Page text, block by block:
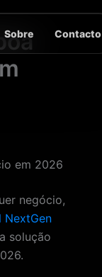
Sobre Contacto
em 2026
negócio,
NextGen
solução